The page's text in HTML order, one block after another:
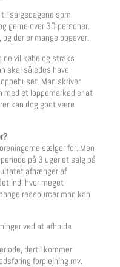
salgsdagene som
gerne over 30 personer.
der er mange opgaver.
de vil købe og straks
skal således have
Man skriver
med et loppemarked er at
kan dog godt være
sælger for. Men
på 3 uger et salg på
afhænger af
ind, hvor meget
ressourcer man kan
ved at afholde
dertil kommer
forplejning mv.